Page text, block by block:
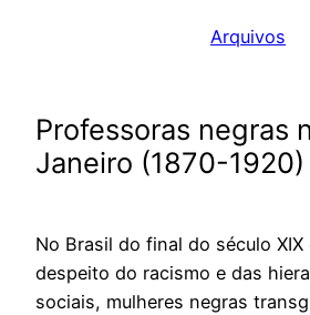
Arquivos
Professoras negras
Janeiro (1870-1920)
No Brasil do final do século XIX
despeito do racismo e das
sociais, mulheres negras